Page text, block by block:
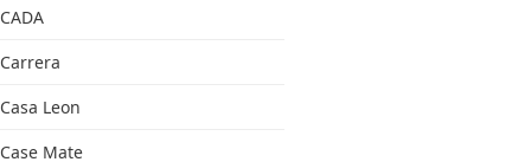
CADA
Carrera
Casa Leon
Case Mate